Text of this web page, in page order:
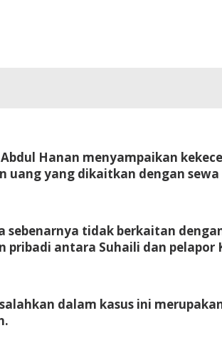
Hanan menyampaikan
yang dikaitkan dengan sewa
tidak berkaitan
antara Suhaili dan pelapor
dalam kasus ini